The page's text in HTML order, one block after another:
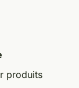
produits